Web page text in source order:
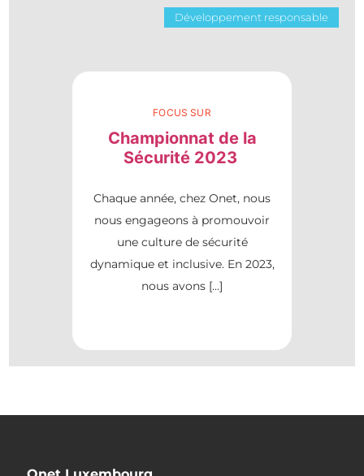
Développement responsable
FOCUS SUR
Championnat de la
Sécurité 2023
Chaque année, chez Onet, nous
nous engageons à promouvoir
une culture de sécurité
dynamique et inclusive. En 2023,
nous avons […]